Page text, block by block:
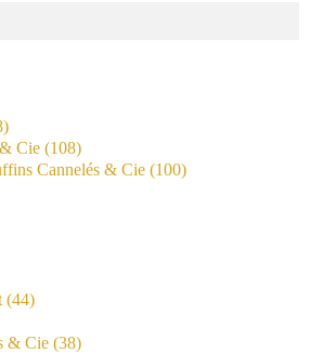
Cie (108)
Cannelés & Cie (100)
(44)
& Cie (38)